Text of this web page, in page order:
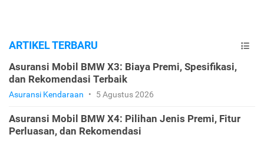
ARTIKEL TERBARU
Asuransi Mobil BMW X3: Biaya Premi, Spesifikasi,
dan Rekomendasi Terbaik
Asuransi Kendaraan • 5 Agustus 2026
Asuransi Mobil BMW X4: Pilihan Jenis Premi, Fitur
Perluasan, dan Rekomendasi